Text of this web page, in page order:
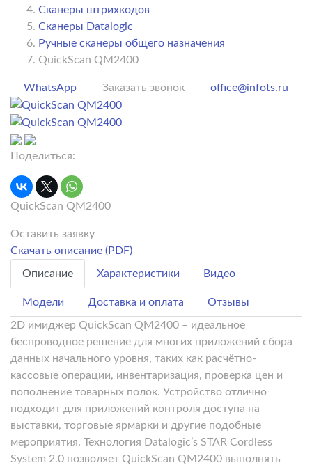
Сканеры штрихкодов
Сканеры Datalogic
Ручные сканеры общего назначения
QuickScan QM2400
WhatsApp Заказать звонок office@infots.ru
Поделиться:
QuickScan QM2400
Оставить заявку
Скачать описание (PDF)
Описание Характеристики Видео
Модели Доставка и оплата Отзывы
2D имиджер QuickScan QM2400 – идеальное
беспроводное решение для многих приложений сбора
данных начального уровня, таких как расчётно-
кассовые операции, инвентаризация, проверка цен и
пополнение товарных полок. Устройство отлично
подходит для приложений контроля доступа на
выставки, торговые ярмарки и другие подобные
мероприятия. Технология Datalogic’s STAR Cordless
System 2.0 позволяет QuickScan QM2400 выполнять